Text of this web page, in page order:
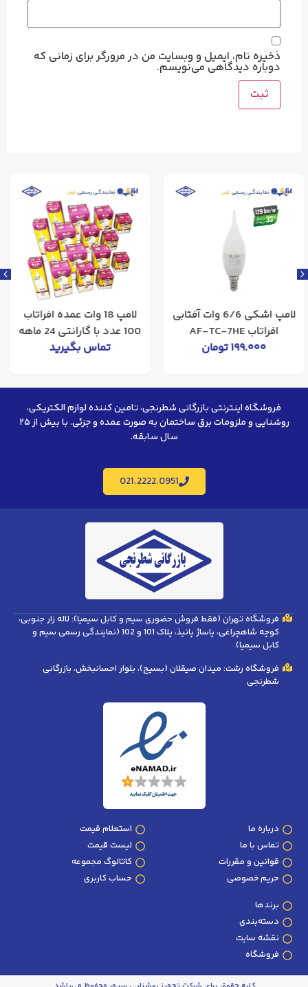
ذخیره نام، ایمیل و وبسایت من در مرورگر برای زمانی که
دوباره دیدگاهی می‌نویسم.
لامپ 18 وات عمده افراتاب
100 عدد با گارانتی 24 ماهه
تماس بگیرید
لامپ 100 وات افراتاب ال ای
دی نور مهتابی
۴.۴۰۰.۰۰۰تومان
فروشگاه اینترنتی بازرگانی شطرنجی، تامین کننده لوازم الکتریکی،
روشنایی و ملزومات برق ساختمان به صورت عمده و جزئی. با بیش از ۲۵
سال سابقه.
021.2222.0951
فروشگاه تهران (فقط فروش حضوری سیم و کابل سیمیا): لاله زار جنوبی،
کوچه شاهچراغی، پاساژ پانیذ، پلاک 101 و 102 (نمایندگی رسمی سیم و
کابل سیمیا)
فروشگاه رشت: میدان صیقلان (بسیج)، بلوار احسانبخش، بازرگانی
شطرنجی
درباره ما
تماس با ما
قوانین و مقررات
حریم خصوصی
استعلام قیمت
لیست قیمت
کاتالوگ مجموعه
حساب کاربری
برندها
دسته‌بندی
نقشه سایت
فروشگاه